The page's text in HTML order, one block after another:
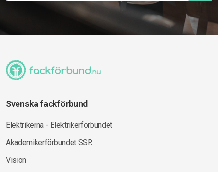
Svenska fackförbund
Elektrikerna - Elektrikerförbundet
Akademikerförbundet SSR
Vision